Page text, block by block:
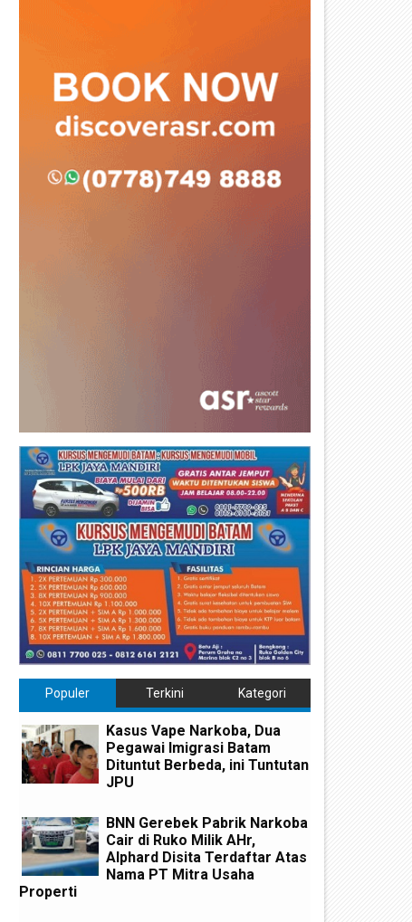
Populer Terkini Kategori
Kasus Vape Narkoba, Dua
Pegawai Imigrasi Batam
Dituntut Berbeda, ini Tuntutan
JPU
BNN Gerebek Pabrik Narkoba
Cair di Ruko Milik AHr,
Alphard Disita Terdaftar Atas
Nama PT Mitra Usaha
Properti